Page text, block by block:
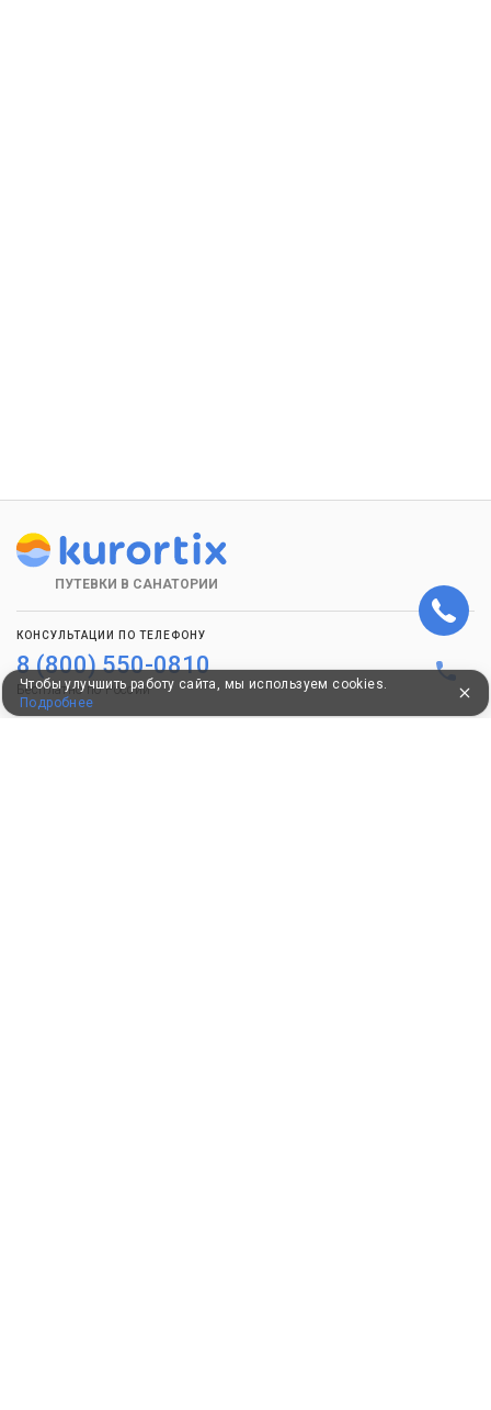
ПУТЕВКИ В САНАТОРИИ
КОНСУЛЬТАЦИИ ПО ТЕЛЕФОНУ
8 (800) 550-0810
Бесплатно по России
Чтобы улучшить работу сайта, мы используем cookies.
Подробнее